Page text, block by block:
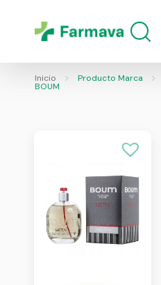
Inicio Producto Marca
BOUM